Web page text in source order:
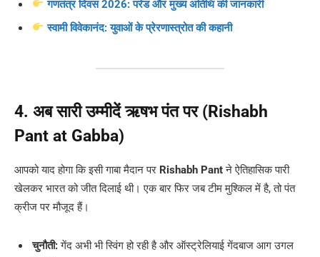
गणतंत्र दिवस 2026: परेड और मुख्य अतिथि की जानकारी
स्वामी विवेकानंद: युवाओं के प्रेरणास्त्रोत की कहानी
4. अब सारी उम्मीदें ऋषभ पंत पर (Rishabh
Pant at Gabba)
आपको याद होगा कि इसी गाबा मैदान पर Rishabh Pantने ऐतिहासिक पारी
खेलकर भारत को जीत दिलाई थी। एक बार फिर जब टीम मुश्किल में है, तो पंत
क्रीज पर मौजूद हैं।
चुनौती:गेंद अभी भी स्विंग हो रही है और ऑस्ट्रेलियाई गेंदबाज आग उगल